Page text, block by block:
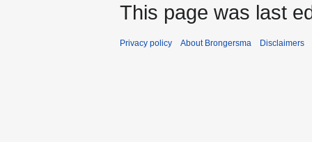
This page was last
Privacy policy About Brongersma Disclaimers